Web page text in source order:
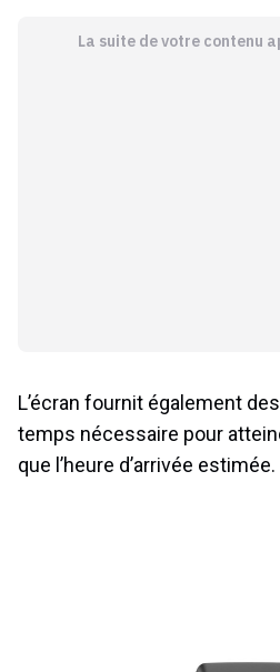
La suite de votre contenu
L’écran fournit également
temps nécessaire pour
que l’heure d’arrivée estimée.